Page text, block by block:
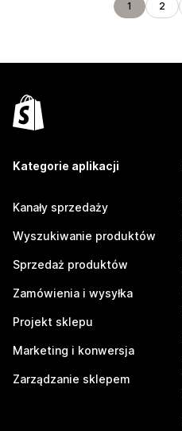
1 2
Kategorie aplikacji
Kanały sprzedaży
Wyszukiwanie produktów
Sprzedaż produktów
Zamówienia i wysyłka
Projekt sklepu
Marketing i konwersja
Zarządzanie sklepem